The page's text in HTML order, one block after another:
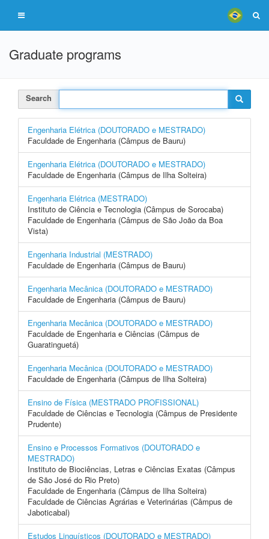
Graduate programs
Search
Engenharia Elétrica (DOUTORADO e MESTRADO)
Faculdade de Engenharia (Câmpus de Bauru)
Engenharia Elétrica (DOUTORADO e MESTRADO)
Faculdade de Engenharia (Câmpus de Ilha Solteira)
Engenharia Elétrica (MESTRADO)
Instituto de Ciência e Tecnologia (Câmpus de Sorocaba)
Faculdade de Engenharia (Câmpus de São João da Boa
Vista)
Engenharia Industrial (MESTRADO)
Faculdade de Engenharia (Câmpus de Bauru)
Engenharia Mecânica (DOUTORADO e MESTRADO)
Faculdade de Engenharia (Câmpus de Bauru)
Engenharia Mecânica (DOUTORADO e MESTRADO)
Faculdade de Engenharia e Ciências (Câmpus de
Guaratinguetá)
Engenharia Mecânica (DOUTORADO e MESTRADO)
Faculdade de Engenharia (Câmpus de Ilha Solteira)
Ensino de Física (MESTRADO PROFISSIONAL)
Faculdade de Ciências e Tecnologia (Câmpus de Presidente
Prudente)
Ensino e Processos Formativos (DOUTORADO e
MESTRADO)
Instituto de Biociências, Letras e Ciências Exatas (Câmpus
de São José do Rio Preto)
Faculdade de Engenharia (Câmpus de Ilha Solteira)
Faculdade de Ciências Agrárias e Veterinárias (Câmpus de
Jaboticabal)
Estudos Linguísticos (DOUTORADO e MESTRADO)